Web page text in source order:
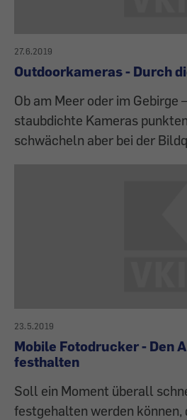
27.6.2019
Outdoorkameras - Durch
Ob am Meer oder im Gebirge
staubdichte Kameras
schwächeln aber bei der
23.5.2019
Mobile Fotodrucker - Den
festhalten
Soll ein Moment überall
festgehalten werden können,